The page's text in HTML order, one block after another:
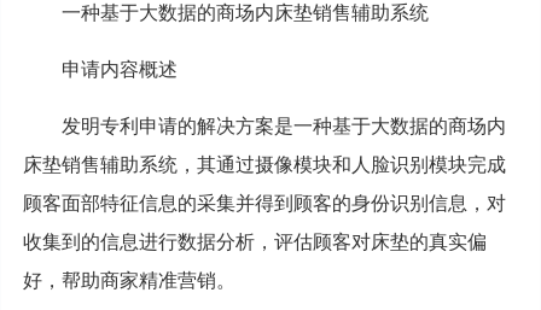
一种基于大数据的商场内床垫销售辅助系统
申请内容概述
发明专利申请的解决方案是一种基于大数据的商场内
床垫销售辅助系统，其通过摄像模块和人脸识别模块完成
顾客面部特征信息的采集并得到顾客的身份识别信息，对
收集到的信息进行数据分析，评估顾客对床垫的真实偏
好，帮助商家精准营销。